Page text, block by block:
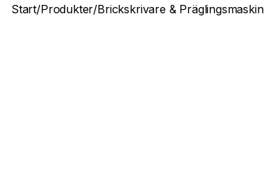
Start/Produkter/Brickskrivare & Präglingsmaskin